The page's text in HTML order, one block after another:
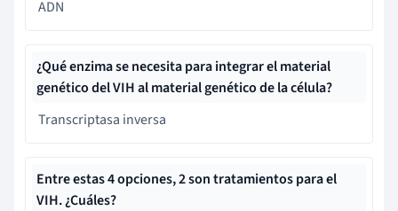
ADN
¿Qué enzima se necesita para integrar el material
genético del VIH al material genético de la célula?
Transcriptasa inversa
Entre estas 4 opciones, 2 son tratamientos para el
VIH. ¿Cuáles?